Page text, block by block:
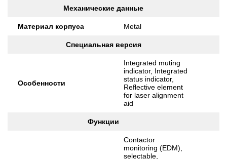
Механические данные
Материал корпуса Metal
Специальная версия
Особенности
Integrated muting
indicator, Integrated
status indicator,
Reflective element
for laser alignment
aid
Функции
Contactor
monitoring (EDM),
selectable,